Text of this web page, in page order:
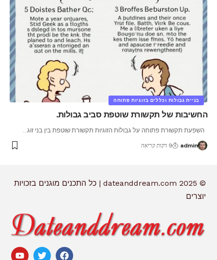
בניית גבולות וכללים בזוגיות פתוחה
החשיבות של תקשורת שוטפת סביב גבולות.
השפעת תקשורת פתוחה על גבולות הזוגיות תקשורת שוטפת בין בני זוג…
admin 9 דקות קריאה
© 2025 dateanddream.com | כל התכנים מוגנים בזכויות
יוצרים